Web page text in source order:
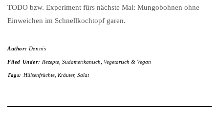
TODO bzw. Experiment fürs nächste Mal: Mungobohnen ohne
Einweichen im Schnellkochtopf garen.
Author: Dennis
Filed Under: Rezepte, Südamerikanisch Vegetarisch & Vegan
Tags: Hülsenfrüchte, Kräuter, Salat